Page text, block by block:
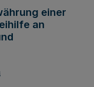
einer
an